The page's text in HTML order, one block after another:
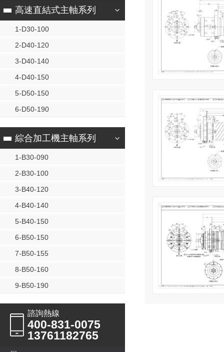
高速直結式主軸系列
1-D30-100
2-D40-120
3-D40-140
4-D40-150
5-D50-150
6-D50-190
綜合加工機主軸系列
1-B30-090
2-B30-100
3-B40-120
4-B40-140
5-B40-150
6-B50-150
7-B50-155
8-B50-160
9-B50-190
諮詢熱線
400-831-0075
13761182765